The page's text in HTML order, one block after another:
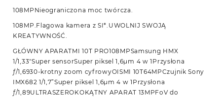
108MPNieograniczona moc twórcza.
108MP.Flagowa kamera z SI*.UWOLNIJ SWOJĄ
KREATYWNOŚĆ.
GŁÓWNY APARATMI 10T PRO108MPSamsung HMX
1/1,33″Super sensorSuper piksel 1,6μm 4 w 1Przysłona
ƒ/1,6930-krotny zoom cyfrowyOISMI 10T64MPCzujnik Sony
IMX682 1/1,7”Super piksel 1,6μm 4 w 1Przysłona
ƒ/1,89ULTRASZEROKOKĄTNY APARAT 13MPFoV do